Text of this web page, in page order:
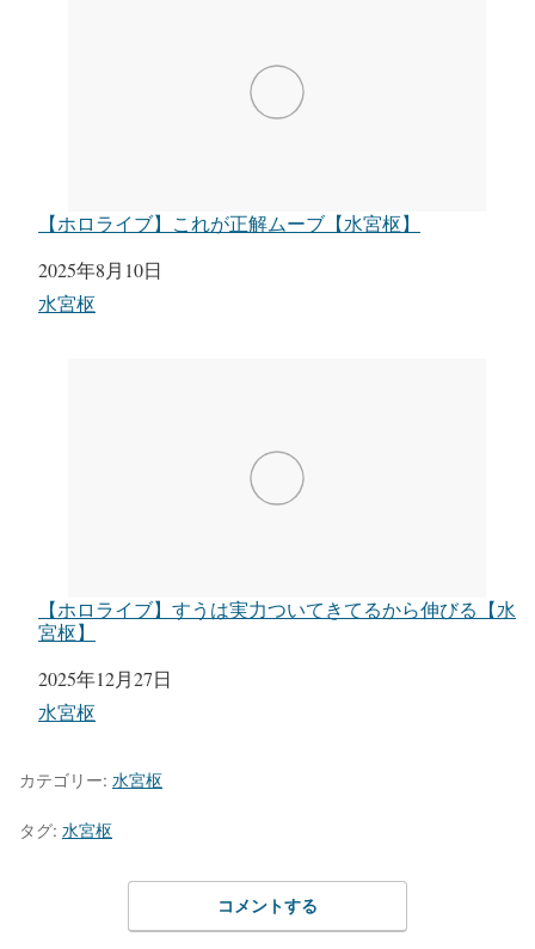
【ホロライブ】これが正解ムーブ【水宮枢】
日付
2025年8月10日
関連理由
水宮枢
【ホロライブ】すうは実力ついてきてるから伸びる【水
宮枢】
日付
2025年12月27日
関連理由
水宮枢
カテゴリー: 水宮枢
タグ: 水宮枢
コメントする